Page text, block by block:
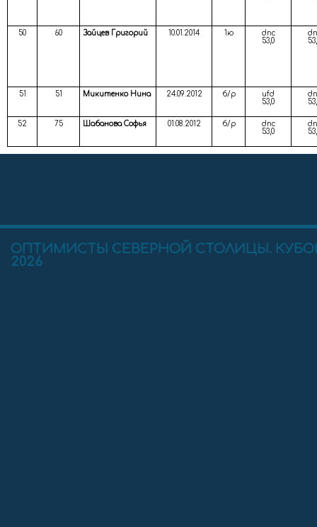
50 60 Зайцев Григорий 10.01.2014 1ю
dnc
53,0
51 51 Микитенко Нина 24.09.2012 б/р
ufd
53,0
52 75 Шабанова Софья 01.08.2012 б/р
dnc
53,0
ОПТИМИСТЫ СЕВЕРНОЙ СТОЛИЦЫ.
2026